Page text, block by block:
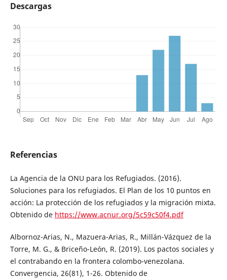
Descargas
Referencias
La Agencia de la ONU para los Refugiados. (2016).
Soluciones para los refugiados. El Plan de los 10 puntos en
acción: La protección de los refugiados y la migración mixta.
Obtenido de https://www.acnur.org/5c59c50f4.pdf
Albornoz-Arias, N., Mazuera-Arias, R., Millán-Vázquez de la
Torre, M. G., & Briceño-León, R. (2019). Los pactos sociales y
el contrabando en la frontera colombo-venezolana.
Convergencia, 26(81), 1-26. Obtenido de